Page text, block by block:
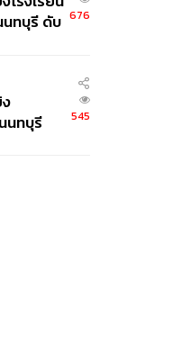
ลาย
ทบุรี ดับ 676
นทบุรี
545